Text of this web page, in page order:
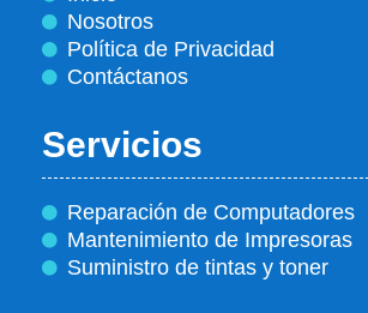
Nosotros
Política de Privacidad
Contáctanos
Servicios
Reparación de Computadores
Mantenimiento de Impresoras
Suministro de tintas y toner